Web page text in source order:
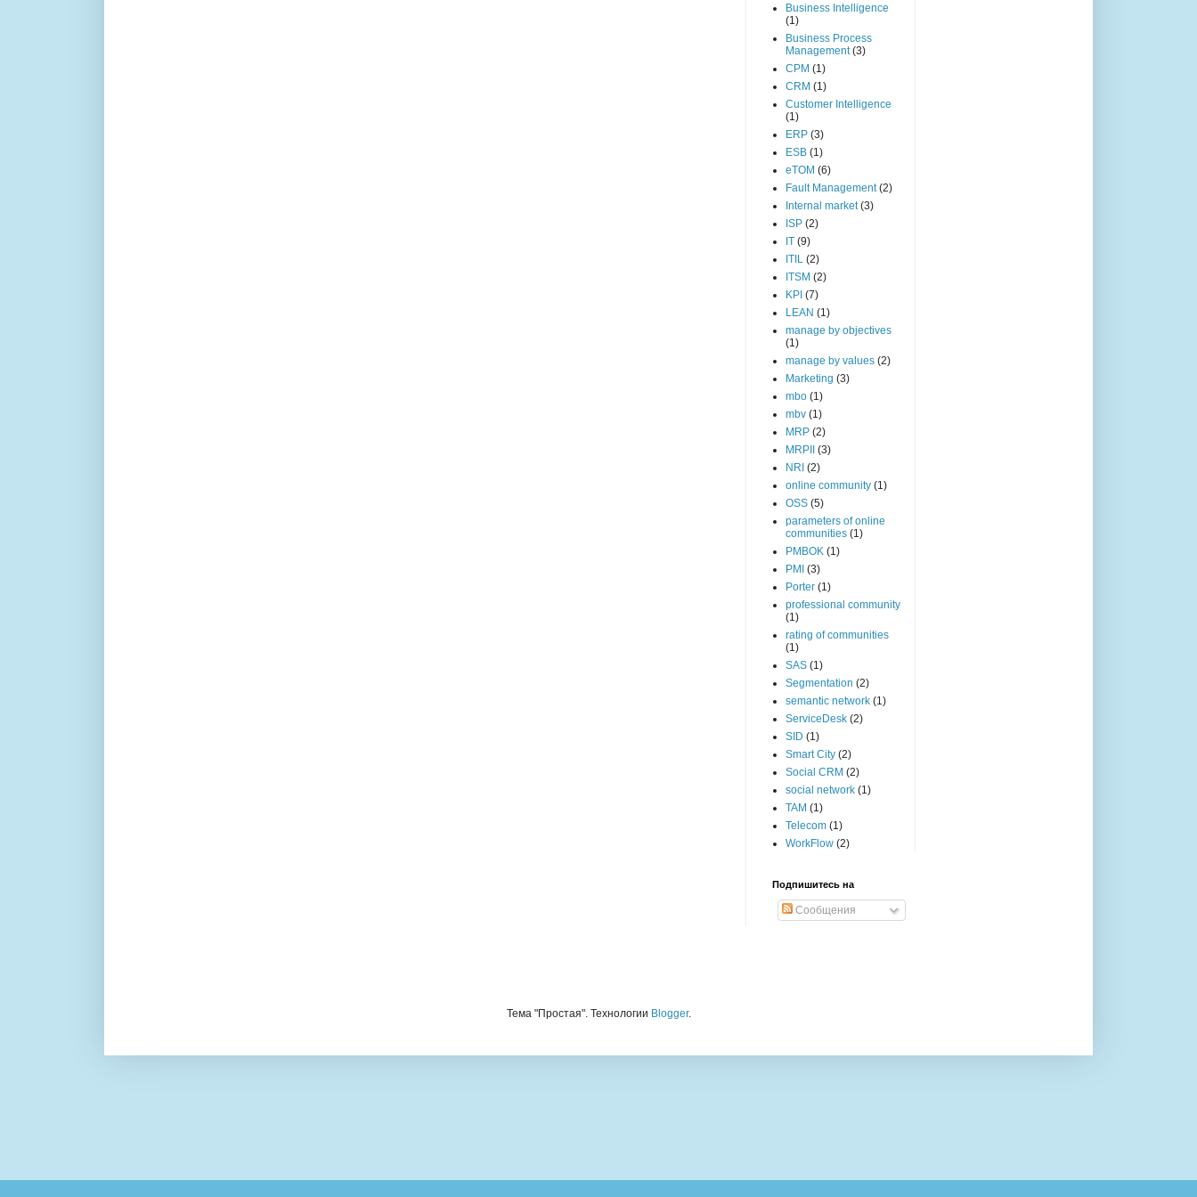
Business Intelligence
(1)
Business Process
Management (3)
CPM (1)
CRM (1)
Customer Intelligence
(1)
ERP (3)
ESB (1)
eTOM (6)
Fault Management (2)
Internal market (3)
ISP (2)
IT (9)
ITIL (2)
ITSM (2)
KPI (7)
LEAN (1)
manage by objectives
(1)
manage by values (2)
Marketing (3)
mbo (1)
mbv (1)
MRP (2)
MRPII
(3)
NRI (2)
online community (1)
OSS (5)
parameters of online
communities (1)
PMBOK (1)
PMI (3)
Porter (1)
professional community
(1)
rating of communities
(1)
SAS (1)
Segmentation (2)
semantic network (1)
ServiceDesk (2)
SID (1)
Smart City (2)
Social CRM (2)
social network (1)
TAM (1)
Telecom (1)
WorkFlow (2)
Подпишитесь на
Сообщения
Тема "Простая". Технологии Blogger.